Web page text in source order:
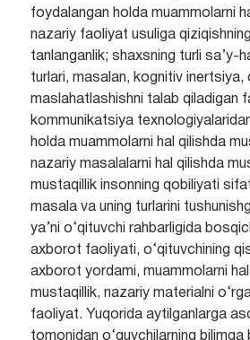
foydalangan holda muammolarni
nazariy faoliyat usuliga
tanlanganlik; shaxsning turli sa’y-
turlari, masalan, kognitiv inertsiya,
maslahatlashishni talab qiladigan
kommunikatsiya
holda muammolarni hal qilishda
nazariy masalalarni hal qilishda
mustaqillik insonning qobiliyati
masala va uning turlarini
ya’ni o‘qituvchi rahbarligida
axborot faoliyati, o‘qituvchining
axborot yordami, muammolarni
mustaqillik, nazariy materialni
faoliyat. Yuqorida aytilganlarga
tomonidan o‘quvchilarning bilimga